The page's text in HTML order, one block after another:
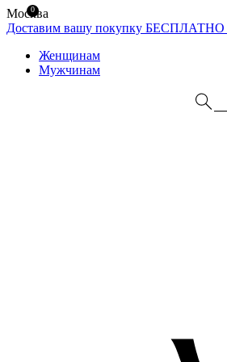
Москва
Доставим вашу покупку БЕСПЛАТНО
Женщинам
Мужчинам
0